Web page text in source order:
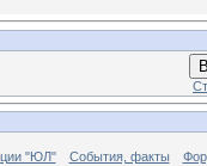
"ЮЛ" События, факты